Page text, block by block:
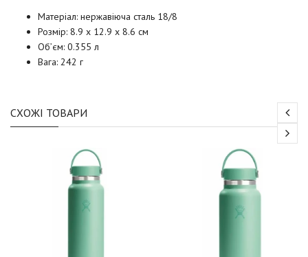
Матеріал: нержавіюча сталь 18/8
Розмір: 8.9 x 12.9 x 8.6 см
Об’єм: 0.355 л
Вага: 242 г
СХОЖІ ТОВАРИ